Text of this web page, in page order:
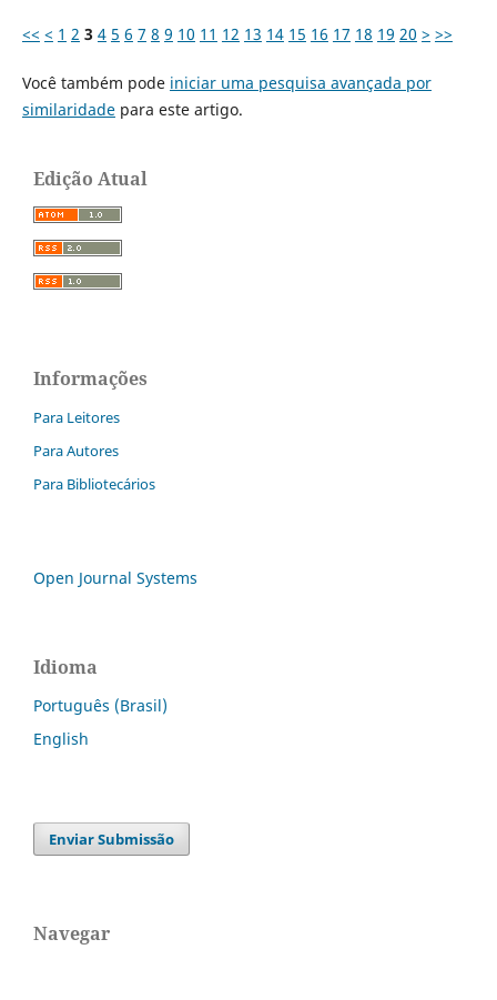
<< < 1 2 3 4 5 6 7 8 9 10 11 12 13 14 15 16 17 18 19 20 > >>
Você também pode iniciar uma pesquisa avançada por
similaridadepara este artigo.
Edição Atual
Informações
Para Leitores
Para Autores
Para Bibliotecários
Open Journal Systems
Idioma
Português (Brasil)
English
Enviar Submissão
Navegar